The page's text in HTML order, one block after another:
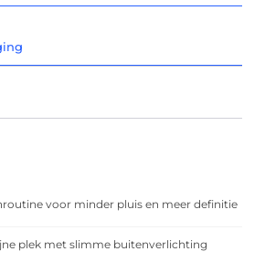
voor minder pluis en meer definitie
plek met slimme buitenverlichting